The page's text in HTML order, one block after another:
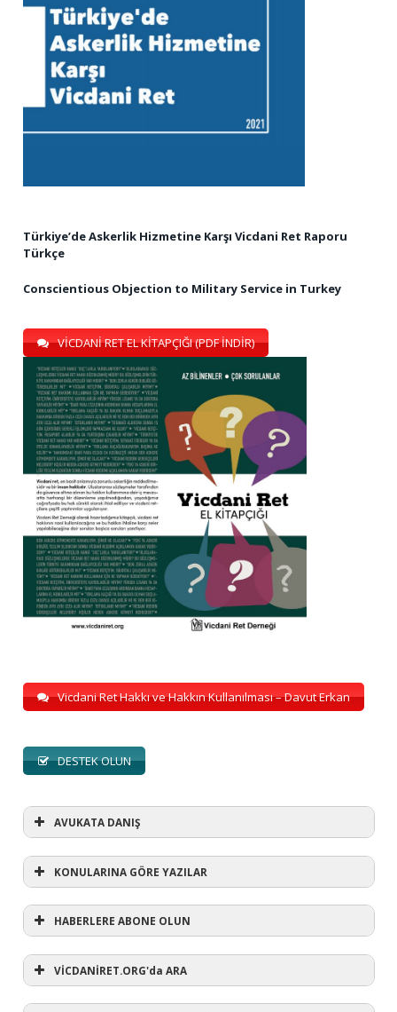
Türkiye’de Askerlik Hizmetine Karşı Vicdani Ret Raporu
Türkçe
Conscientious Objection to Military Service in Turkey
VİCDANİ RET EL KİTAPÇIĞI (PDF İNDİR)
Vicdani Ret Hakkı ve Hakkın Kullanılması – Davut Erkan
DESTEK OLUN
AVUKATA DANIŞ
AVUKATA DANIŞ
KONULARINA GÖRE YAZILAR
KONULARINA GÖRE YAZILAR
HABERLERE ABONE OLUN
VİCDANİRET.ORG'da ARA